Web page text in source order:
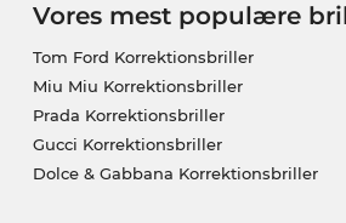
Vores mest populære
Tom Ford Korrektionsbriller
Miu Miu Korrektionsbriller
Prada Korrektionsbriller
Gucci Korrektionsbriller
Dolce & Gabbana Korrektionsbriller